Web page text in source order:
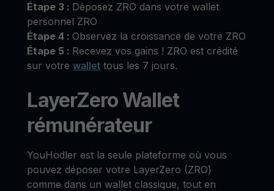
Étape 3 : Déposez ZRO dans votre wallet
personnel ZRO
Étape 4 :Observez la croissance de votre ZRO
Étape 5 : Recevez vos gains ! ZRO est crédité
sur votrewallet tous les 7 jours.
LayerZero Wallet
rémunérateur
YouHodler est la seule plateforme où vous
pouvez déposer votre LayerZero (ZRO)
comme dans un wallet classique, tout en